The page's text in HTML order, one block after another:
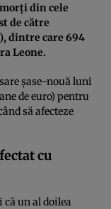
morţi din cele
de către
dintre care 694
Leone.
şase-nouă luni
de euro) pentru
să afecteze
cu
un al doilea